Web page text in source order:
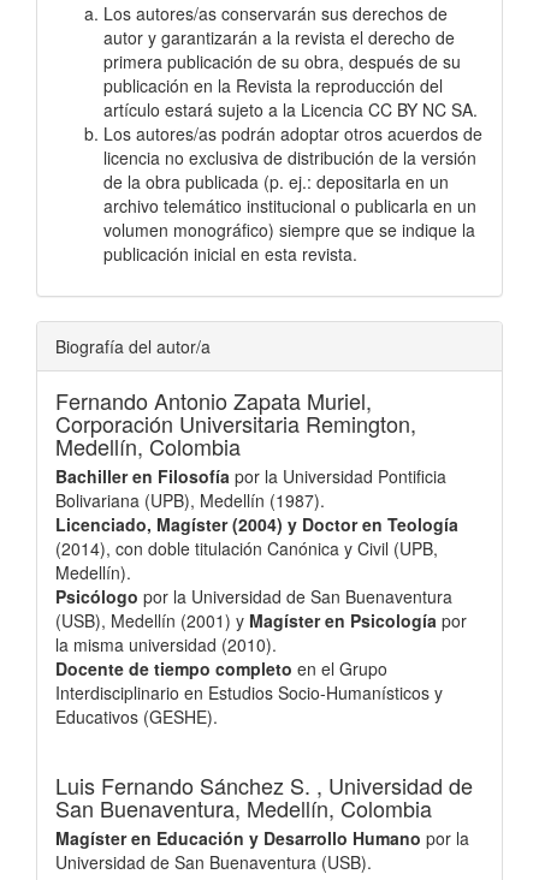
Los autores/as conservarán sus derechos de
autor y garantizarán a la revista el derecho de
primera publicación de su obra, después de su
publicación en la Revista la reproducción del
artículo estará sujeto a la Licencia CC BY NC SA.
Los autores/as podrán adoptar otros acuerdos de
licencia no exclusiva de distribución de la versión
de la obra publicada (p. ej.: depositarla en un
archivo telemático institucional o publicarla en un
volumen monográfico) siempre que se indique la
publicación inicial en esta revista.
Biografía del autor/a
Fernando Antonio Zapata Muriel,
Corporación Universitaria Remington,
Medellín, Colombia
Bachiller en Filosofía por la Universidad Pontificia
Bolivariana (UPB), Medellín (1987).
Licenciado, Magíster (2004) y Doctor en Teología
(2014), con doble titulación Canónica y Civil (UPB,
Medellín).
Psicólogo por la Universidad de San Buenaventura
(USB), Medellín (2001) y Magíster en Psicología por
la misma universidad (2010).
Docente de tiempo completo en el Grupo
Interdisciplinario en Estudios Socio-Humanísticos y
Educativos (GESHE).
Luis Fernando Sánchez S. , Universidad de
San Buenaventura, Medellín, Colombia
Magíster en Educación y Desarrollo Humano por la
Universidad de San Buenaventura (USB).